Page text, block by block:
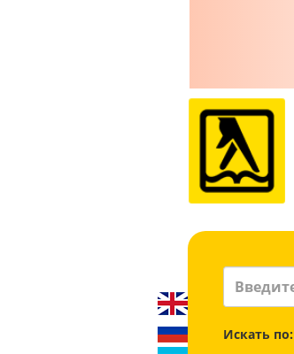
Искать по: